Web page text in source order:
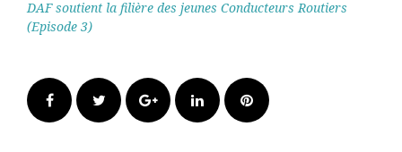
DAF soutient la filière des jeunes Conducteurs Routiers
(Episode 3)
FacebookTwitter Google+LinkedInPinterest